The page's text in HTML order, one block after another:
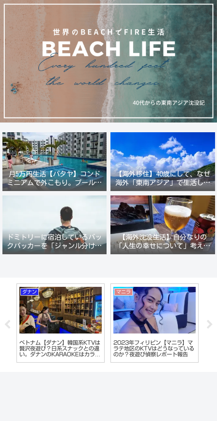
月5万円生活【パタヤ】コンド
ミニアムで外こもり。プール付
き新築コンドでステーキ&ウオ
【海外移住】40歳にして、なぜ
海外「東南アジア」で生活しよ
うと思ったのか？
ドミトリーに宿泊しているバッ
クパッカーを「ジャンル分けし
て人間観察」が楽しい。
【海外沈没生活】自分なりの
「人生の幸せについて」考えて
みる。
ダナン
ベトナム【ダナン】韓国系KTVは
贅沢夜遊び？日系スナックとの違
い。ダナンのKARAOKEはカラオ
マニラ
2023年フィリピン【マニラ】マ
ラテ地区のKTVはどうなっている
のか？夜遊び偵察レポート報告